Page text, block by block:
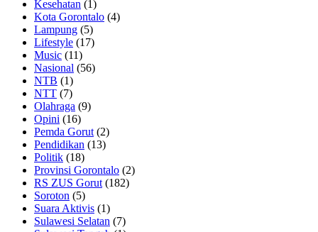
Kesehatan (1)
Kota Gorontalo (4)
Lampung (5)
Lifestyle (17)
Music (11)
Nasional (56)
NTB (1)
NTT (7)
Olahraga (9)
Opini (16)
Pemda Gorut (2)
Pendidikan (13)
Politik (18)
Provinsi Gorontalo (2)
RS ZUS Gorut (182)
Soroton (5)
Suara Aktivis (1)
Sulawesi Selatan (7)